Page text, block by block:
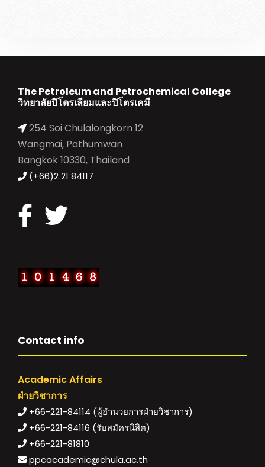
The Petroleum and Petrochemical College
วิทยาลัยปิโตรเลียมและปิโตรเคมี
254 Soi Chulalongkorn 12
Wangmai, Pathumwan
Bangkok 10330, Thailand
(+66)2 21 84117
Contact info
Academic Affairs
ฝ่ายวิชาการ
+66-221-84114 (ผู้อำนวยการฝ่ายวิชาการ)
+66-221-84116 (รับสมัครนิสิต)
+66-221-81810
ppcacademic@chula.ac.th